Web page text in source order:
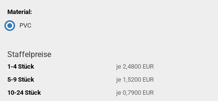
Material:
PVC
Staffelpreise
1-4 Stück
je 2,4800 EUR
5-9 Stück
je 1,5200 EUR
10-24 Stück
je 0,7900 EUR